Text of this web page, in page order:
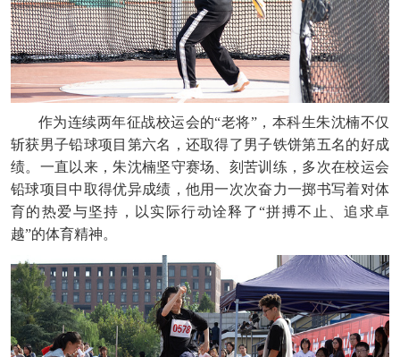
作为连续两年征战校运会的“老将”，本科生朱沈楠不仅
斩获男子铅球项目第六名，还取得了男子铁饼第五名的好成
绩。一直以来，朱沈楠坚守赛场、刻苦训练，多次在校运会
铅球项目中取得优异成绩，他用一次次奋力一掷书写着对体
育的热爱与坚持，以实际行动诠释了“拼搏不止、追求卓
越”的体育精神。